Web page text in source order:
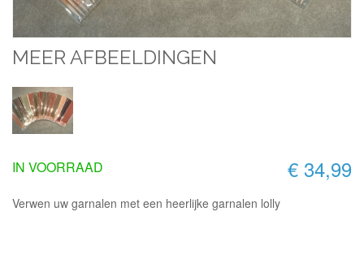
MEER AFBEELDINGEN
€ 34,99
IN VOORRAAD
Verwen uw garnalen met een heerlijke garnalen lolly